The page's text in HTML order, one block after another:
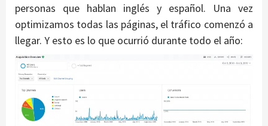
personas que hablan inglés y español. Una vez
optimizamos todas las páginas, el tráfico comenzó a
llegar. Y esto es lo que ocurrió durante todo el año: